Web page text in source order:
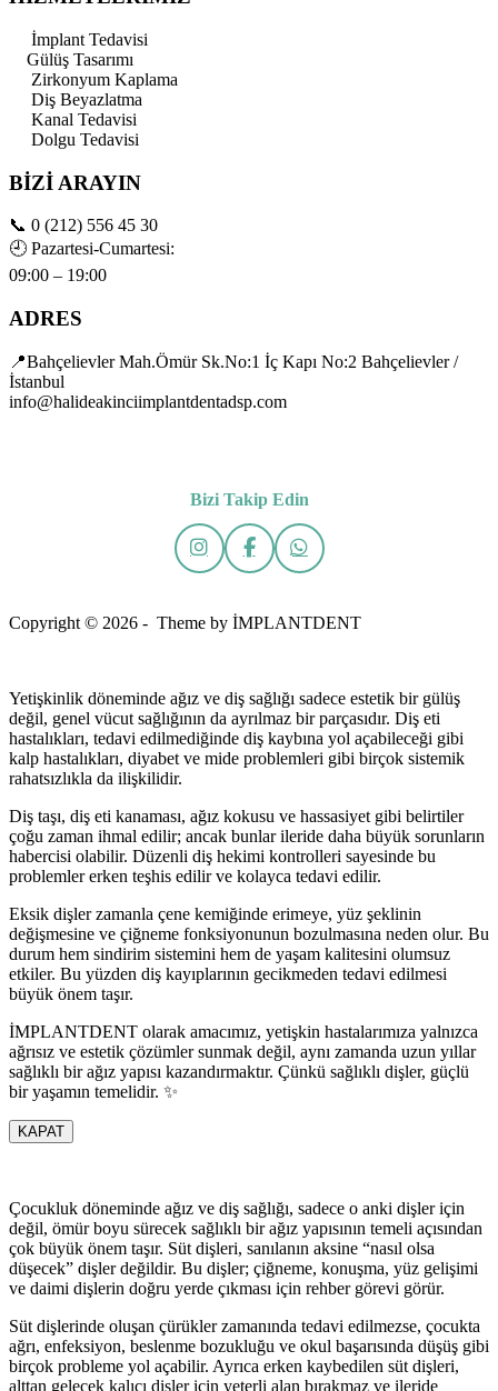
İmplant Tedavisi
Gülüş Tasarımı
Zirkonyum Kaplama
Diş Beyazlatma
Kanal Tedavisi
Dolgu Tedavisi
BİZİ ARAYIN
📞 0 (212) 556 45 30
🕘 Pazartesi-Cumartesi:
09:00 – 19:00
ADRES
📍Bahçelievler Mah.Ömür Sk.No:1 İç Kapı No:2 Bahçelievler /
İstanbul
info@halideakinciimplantdentadsp.com
Bizi Takip Edin
Copyright © 2026 - Theme by İMPLANTDENT
Yetişkinlik döneminde ağız ve diş sağlığı sadece estetik bir gülüş
değil, genel vücut sağlığının da ayrılmaz bir parçasıdır. Diş eti
hastalıkları, tedavi edilmediğinde diş kaybına yol açabileceği gibi
kalp hastalıkları, diyabet ve mide problemleri gibi birçok sistemik
rahatsızlıkla da ilişkilidir.
Diş taşı, diş eti kanaması, ağız kokusu ve hassasiyet gibi belirtiler
çoğu zaman ihmal edilir; ancak bunlar ileride daha büyük sorunların
habercisi olabilir. Düzenli diş hekimi kontrolleri sayesinde bu
problemler erken teşhis edilir ve kolayca tedavi edilir.
Eksik dişler zamanla çene kemiğinde erimeye, yüz şeklinin
değişmesine ve çiğneme fonksiyonunun bozulmasına neden olur. Bu
durum hem sindirim sistemini hem de yaşam kalitesini olumsuz
etkiler. Bu yüzden diş kayıplarının gecikmeden tedavi edilmesi
büyük önem taşır.
İMPLANTDENT olarak amacımız, yetişkin hastalarımıza yalnızca
ağrısız ve estetik çözümler sunmak değil, aynı zamanda uzun yıllar
sağlıklı bir ağız yapısı kazandırmaktır. Çünkü sağlıklı dişler, güçlü
bir yaşamın temelidir. ✨
KAPAT
Çocukluk döneminde ağız ve diş sağlığı, sadece o anki dişler için
değil, ömür boyu sürecek sağlıklı bir ağız yapısının temeli açısından
çok büyük önem taşır. Süt dişleri, sanılanın aksine “nasıl olsa
düşecek” dişler değildir. Bu dişler; çiğneme, konuşma, yüz gelişimi
ve daimi dişlerin doğru yerde çıkması için rehber görevi görür.
Süt dişlerinde oluşan çürükler zamanında tedavi edilmezse, çocukta
ağrı, enfeksiyon, beslenme bozukluğu ve okul başarısında düşüş gibi
birçok probleme yol açabilir. Ayrıca erken kaybedilen süt dişleri,
alttan gelecek kalıcı dişler için yeterli alan bırakmaz ve ileride